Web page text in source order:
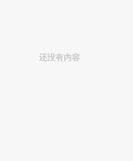
还没有内容